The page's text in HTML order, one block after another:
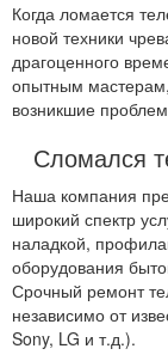
Когда ломается
новой техники
драгоценного
опытным
возникшие
Сломался
Наша компания
широкий спектр
наладкой,
оборудования
Срочный ремонт
независимо от
Sony, LG и т.д.).